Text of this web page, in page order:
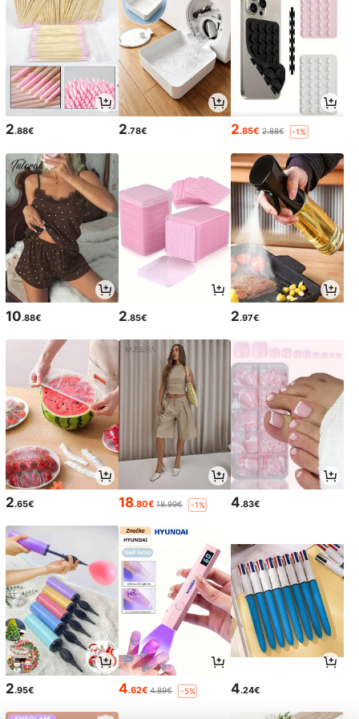
2.88€ 2.78€ 2.85€ 2.88€ -1%
10.88€ 2.85€ 2.97€
2.65€ 18.80€ 18.99€ -1% 4.83€
2.95€ 4.62€ 4.89€ -5% 4.24€